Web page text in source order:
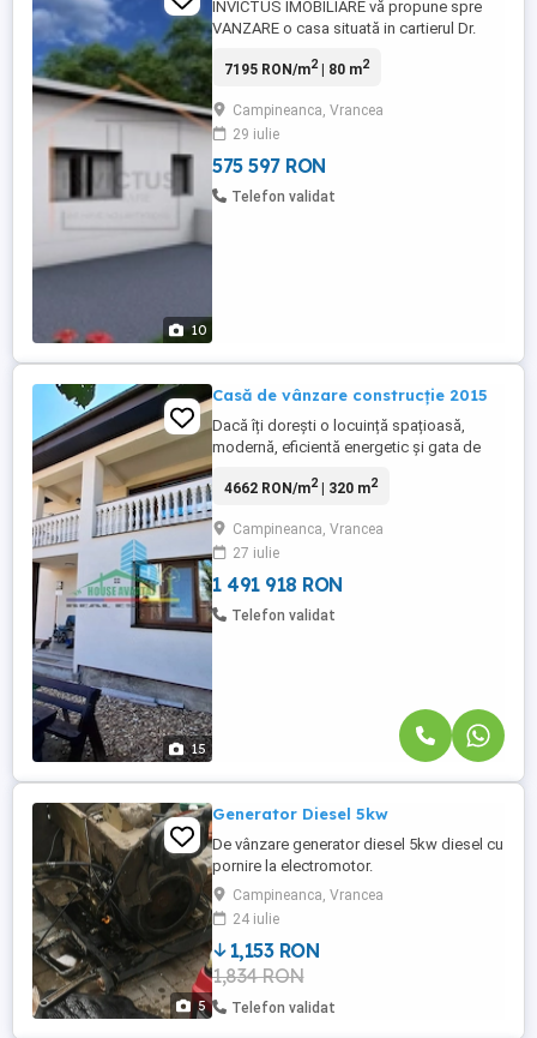
10
INVICTUS IMOBILIARE vă propune spre
VANZARE o casa situată in cartierul Dr.
ce oferă posibilitatea urmării etapelor și
apropiere de şcoli, mijloace de transport
public şi centre comerciale. Este ideal ca
şi rezidenţă ...
7195 RON/m2| 80 m2
Campineanca, Vrancea
29 iulie
575 597 RON
Telefon validat
15
Casă de vânzare construcție 2015
Dacă îți dorești o locuință spațioasă,
modernă, eficientă energetic și gata de
ideală. Situată într-o zonă liniștită și
casa îmbină confortul unei construcții
solide și bine gândite cu avantajele
tehnologiei moderne. ...
4662 RON/m2| 320 m2
Campineanca, Vrancea
27 iulie
1 491 918 RON
Telefon validat
5
Generator Diesel 5kw
De vânzare generator diesel 5kw diesel cu
pornire la electromotor.
Campineanca, Vrancea
24 iulie
1,153 RON
1,834 RON
Telefon validat